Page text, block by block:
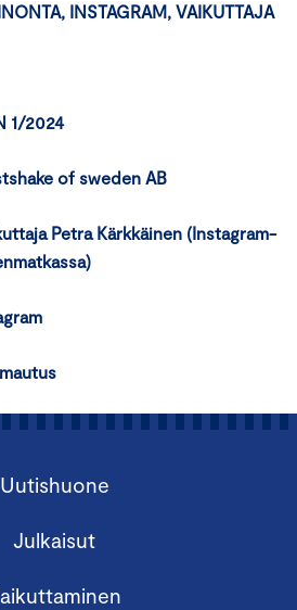
INSTAGRAM, VAIKUTTAJA
2024
of sweden AB
Kärkkäinen (Instagram-
Uutishuone
Julkaisut